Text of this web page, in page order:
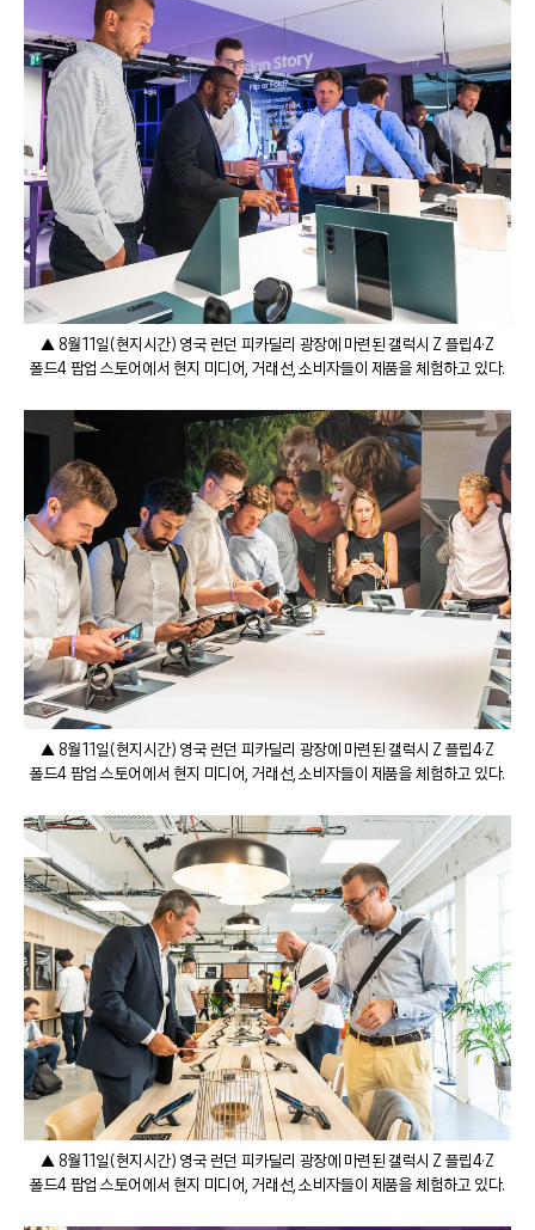
▲ 8월 11일(현지시간) 영국 런던 피카딜리 광장에 마련된 갤럭시 Z 플립4·Z
폴드4 팝업 스토어에서 현지 미디어, 거래선, 소비자들이 제품을 체험하고 있다.
▲ 8월 11일(현지시간) 영국 런던 피카딜리 광장에 마련된 갤럭시 Z 플립4·Z
폴드4 팝업 스토어에서 현지 미디어, 거래선, 소비자들이 제품을 체험하고 있다.
▲ 8월 11일(현지시간) 영국 런던 피카딜리 광장에 마련된 갤럭시 Z 플립4·Z
폴드4 팝업 스토어에서 현지 미디어, 거래선, 소비자들이 제품을 체험하고 있다.